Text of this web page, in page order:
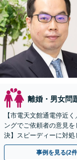
離婚・男女問
【市電天文館通電停近
ングでご依頼者の意見
決】スピーディーに対
事例を見る(2